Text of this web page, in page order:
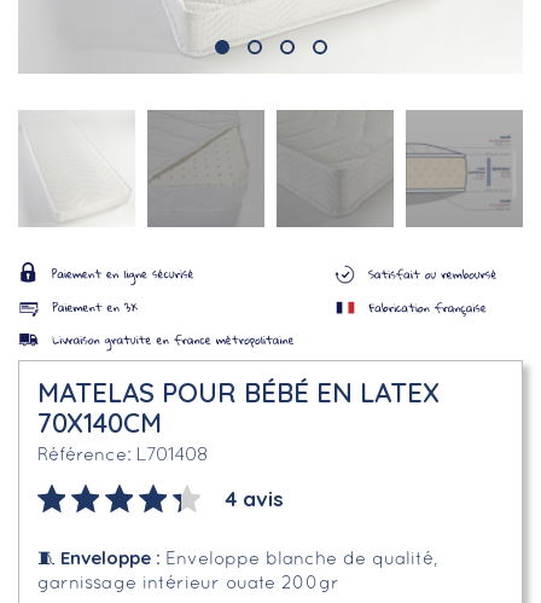
MATELAS POUR BÉBÉ EN LATEX
70X140CM
Référence L701408
4 avis
🧵 Enveloppe : Enveloppe blanche de qualité,
garnissage intérieur ouate 200gr